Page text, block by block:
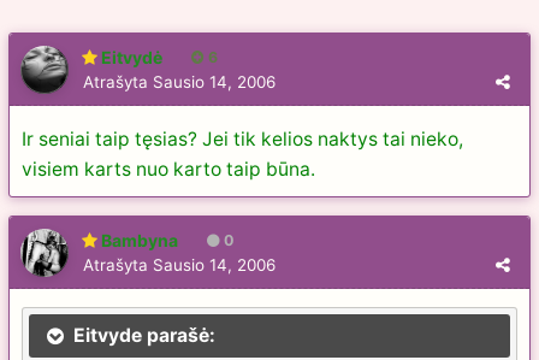
Eitvydė 6
Atrašyta Sausio 14, 2006
Ir seniai taip tęsias? Jei tik kelios naktys tai nieko,
visiem karts nuo karto taip būna.
Bambyna 0
Atrašyta Sausio 14, 2006
Eitvyde parašė: